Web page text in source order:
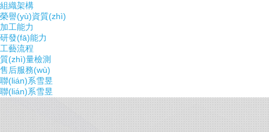
組織架構
榮譽(yù)資質(zhì)
加工能力
研發(fā)能力
工藝流程
質(zhì)量檢測
售后服務(wù)
聯(lián)系雪昱
聯(lián)系雪昱